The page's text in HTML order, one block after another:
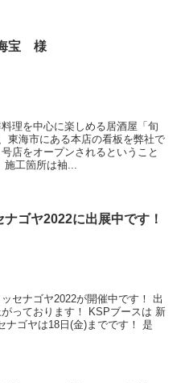
宝 様
理を中心に楽しめる居酒屋「旬
東海市にある本店の看板を弊社で
店をオープンされるということ
施工箇所は袖...
ナゴヤ2022に出展中です！
セナゴヤ2022が開催中です！ 出
っております！ KSPブースは 新
ナゴヤは18日(金)までです！ 是